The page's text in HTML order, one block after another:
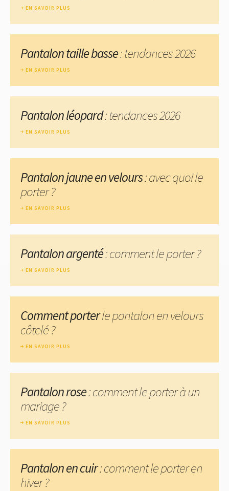
EN SAVOIR PLUS
Pantalon taille basse: tendances 2026
EN SAVOIR PLUS
Pantalon léopard: tendances 2026
EN SAVOIR PLUS
Pantalon jaune en velours: avec quoi le
porter ?
EN SAVOIR PLUS
Pantalon argenté: comment le porter ?
EN SAVOIR PLUS
Comment porterle pantalon en velours
côtelé ?
EN SAVOIR PLUS
Pantalon rose: comment le porter à un
mariage ?
EN SAVOIR PLUS
Pantalon en cuir: comment le porter en
hiver ?